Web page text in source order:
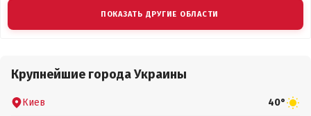
ПОКАЗАТЬ ДРУГИЕ ОБЛАСТИ
Крупнейшие города Украины
Киев 40°